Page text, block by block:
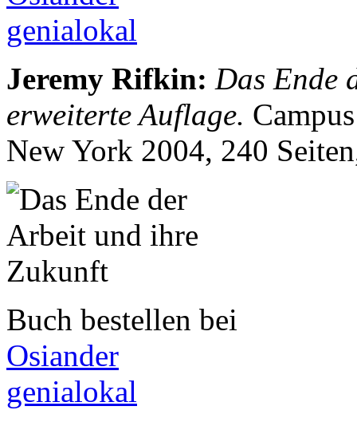
genialokal
Jeremy Rifkin: Das Ende
erweiterte Auflage.
New York 2004, 240
Buch bestellen bei
Osiander
genialokal